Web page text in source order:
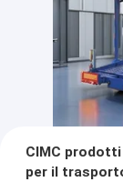
CIMC
per il